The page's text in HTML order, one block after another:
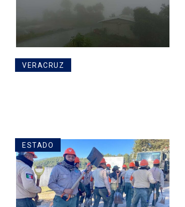
VERACRUZ
ESTADO